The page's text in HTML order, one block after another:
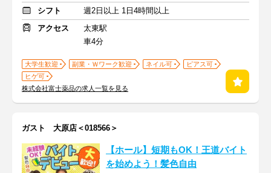
シフト
週2日以上 1日4時間以上
アクセス
太東駅
車4分
大学生歓迎 副業・Ｗワーク歓迎 ネイル可
ピアス可
ヒゲ可
株式会社富士薬品の求人一覧を見る
ガスト 大原店＜018566＞
【ホール】短期もOK！王道バイト
を始めよう！髪色自由